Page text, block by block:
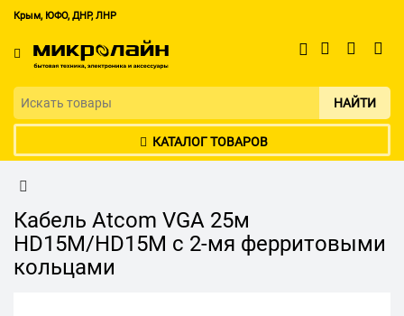
Крым, ЮФО, ДНР, ЛНР
НАЙТИ
КАТАЛОГ ТОВАРОВ
Кабель Atcom VGA 25м
HD15M/HD15M с 2-мя ферритовыми
кольцами